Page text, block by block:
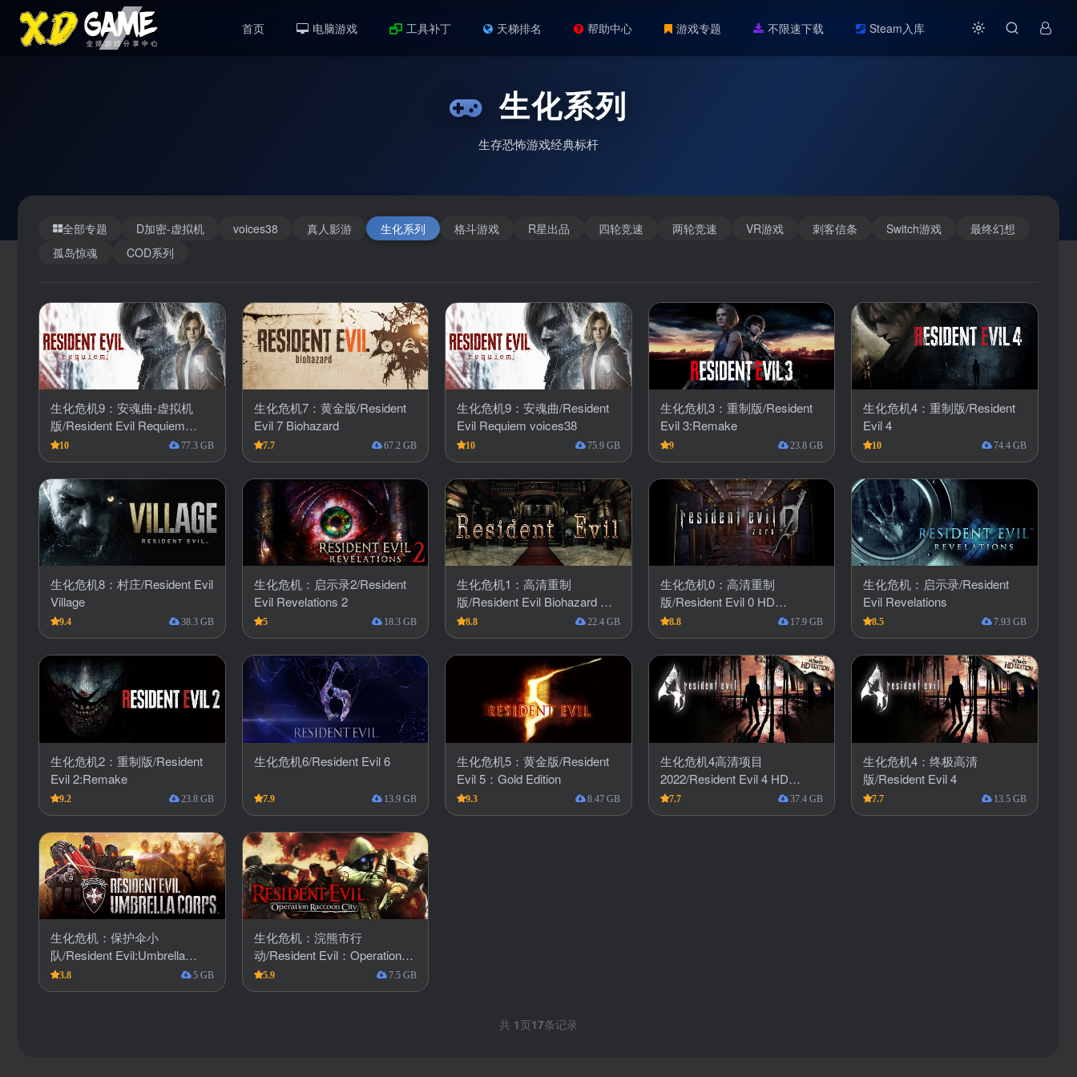
首页 电脑游戏 工具补丁 天梯排名 帮助中心 游戏专题 不限速下载 Steam入库
生化系列
生存恐怖游戏经典标杆
全部专题 D加密-虚拟机 voices38 真人影游 生化系列 格斗游戏 R星出品 四轮竞速 两轮竞速 VR游戏 刺客信条 Switch游戏
最终幻想
孤岛惊魂
COD系列
生化危机9：安魂曲-虚拟机
版/Resident Evil Requiem
HYPERVISOR
10 77.3 GB
生化危机7：黄金版/Resident
Evil 7 Biohazard
7.7 67.2 GB
生化危机9：安魂曲/Resident
Evil Requiem voices38
10 75.9 GB
生化危机3：重制版/Resident
Evil 3:Remake
9 23.8 GB
生化危机4：重制版/Resident
Evil 4
10 74.4 GB
生化危机8：村庄/Resident Evil
Village
9.4 38.3 GB
生化危机：启示录2/Resident
Evil Revelations 2
5 18.3 GB
生化危机1：高清重制
版/Resident Evil Biohazard HD
REMASTER
8.8 22.4 GB
生化危机0：高清重制
版/Resident Evil 0 HD
Remaster
8.8 17.9 GB
生化危机：启示录/Resident
Evil Revelations
8.5 7.93 GB
生化危机2：重制版/Resident
Evil 2:Remake
9.2 23.8 GB
生化危机6/Resident Evil 6
7.9 13.9 GB
生化危机5：黄金版/Resident
Evil 5：Gold Edition
9.3 8.47 GB
生化危机4高清项目
2022/Resident Evil 4 HD
Project 2022
7.7 37.4 GB
生化危机4：终极高清
版/Resident Evil 4
7.7 13.5 GB
生化危机：保护伞小
队/Resident Evil:Umbrella
Corps
3.8 5 GB
生化危机：浣熊市行
动/Resident Evil：Operation
Raccoon City
5.9 7.5 GB
共 1页17条记录